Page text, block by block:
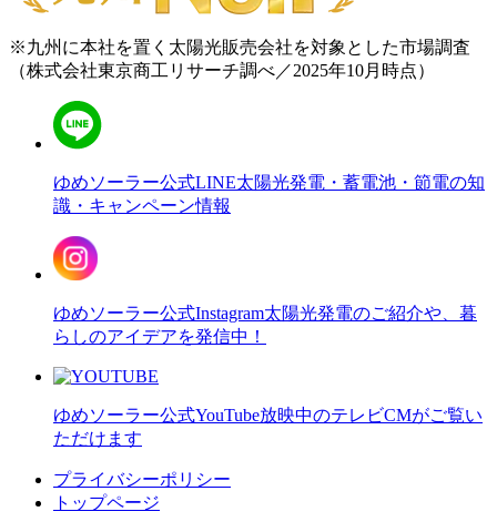
※九州に本社を置く太陽光販売会社を対象とした市場調査
（株式会社東京商工リサーチ調べ／2025年10月時点）
ゆめソーラー公式LINE太陽光発電・蓄電池・節電の知
識・キャンペーン情報
ゆめソーラー公式Instagram太陽光発電のご紹介や、暮
らしのアイデアを発信中！
ゆめソーラー公式YouTube放映中のテレビCMがご覧い
ただけます
プライバシーポリシー
トップページ